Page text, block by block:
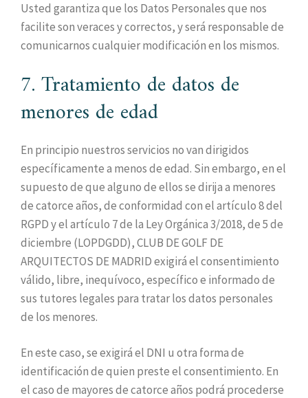
Usted garantiza que los Datos Personales que nos
facilite son veraces y correctos, y será responsable de
comunicarnos cualquier modificación en los mismos.
7. Tratamiento de datos de
menores de edad
En principio nuestros servicios no van dirigidos
específicamente a menos de edad. Sin embargo, en el
supuesto de que alguno de ellos se dirija a menores
de catorce años, de conformidad con el artículo 8 del
RGPD y el artículo 7 de la Ley Orgánica 3/2018, de 5 de
diciembre (LOPDGDD), CLUB DE GOLF DE
ARQUITECTOS DE MADRID exigirá el consentimiento
válido, libre, inequívoco, específico e informado de
sus tutores legales para tratar los datos personales
de los menores.
En este caso, se exigirá el DNI u otra forma de
identificación de quien preste el consentimiento. En
el caso de mayores de catorce años podrá procederse